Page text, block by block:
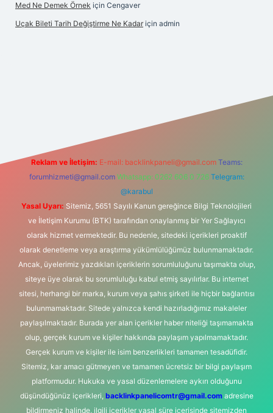
Med Ne Demek Örnek için Cengaver
Uçak Bileti Tarih Değiştirme Ne Kadar için admin
Reklam ve İletişim: E-mail: backlinkpaneli@gmail.com Teams:
forumhizmeti@gmail.com Whatsapp: 0262 606 0 726 Telegram:
@karabul
Yasal Uyarı: Sitemiz, 5651 Sayılı Kanun gereğince Bilgi Teknolojileri
ve İletişim Kurumu (BTK) tarafından onaylanmış bir Yer Sağlayıcı
olarak hizmet vermektedir. Bu nedenle, sitedeki içerikleri proaktif
olarak denetleme veya araştırma yükümlülüğümüz bulunmamaktadır.
Ancak, üyelerimiz yazdıkları içeriklerin sorumluluğunu taşımakta olup,
siteye üye olarak bu sorumluluğu kabul etmiş sayılırlar. Bu internet
sitesi, herhangi bir marka, kurum veya şahıs şirketi ile hiçbir bağlantısı
bulunmamaktadır. Sitede yalnızca kendi hazırladığımız makaleler
paylaşılmaktadır. Burada yer alan içerikler haber niteliği taşımamakta
olup, gerçek kurum ve kişiler hakkında paylaşım yapılmamaktadır.
Gerçek kurum ve kişiler ile isim benzerlikleri tamamen tesadüfidir.
Sitemiz, kar amacı gütmeyen ve tamamen ücretsiz bir bilgi paylaşım
platformudur. Hukuka ve yasal düzenlemelere aykırı olduğunu
düşündüğünüz içerikleri, backlinkpanelicomtr@gmail.comadresine
bildirmeniz halinde, ilgili içerikler yasal süre içerisinde sitemizden